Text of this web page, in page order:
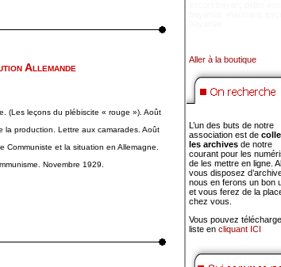
Allemande
(Les leçons du plébiscite « rouge »). Août
la production. Lettre aux camarades. Août
Communiste et la situation en Allemagne.
Novembre 1929.
Aller à la boutique
L’un des buts de notre
association est de
les archives de notre
courant pour les
de les mettre en ligne.
vous disposez
nous en ferons un bon
et vous ferez de la
chez vous.
Vous pouvez
liste en cliquant ICI